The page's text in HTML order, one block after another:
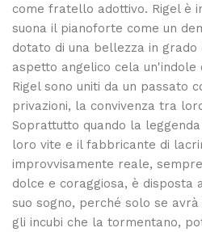
come fratello adottivo. Rigel è
suona il pianoforte come un
dotato di una bellezza in grado
aspetto angelico cela un'indole
Rigel sono uniti da un passato
privazioni, la convivenza tra
Soprattutto quando la
loro vite e il fabbricante di
improvvisamente reale,
dolce e coraggiosa, è disposta
suo sogno, perché solo se
gli incubi che la tormentano,